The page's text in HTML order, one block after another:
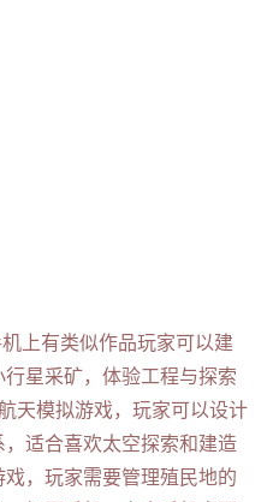
上有类似作品玩家可以建
星采矿，体验工程与探索
天模拟游戏，玩家可以设计
适合喜欢太空探索和建造
，玩家需要管理殖民地的